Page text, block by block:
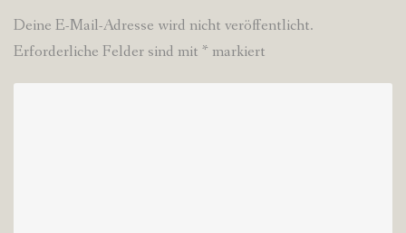
Deine E-Mail-Adresse wird nicht veröffentlicht.
Erforderliche Felder sind mit * markiert